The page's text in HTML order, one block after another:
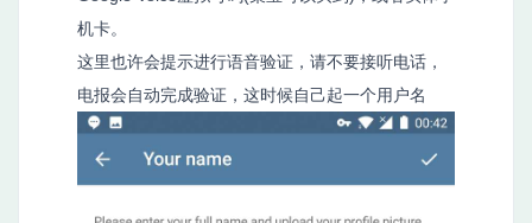
机卡。
这里也许会提示进行语音验证，请不要接听电话，
电报会自动完成验证，这时候自己起一个用户名